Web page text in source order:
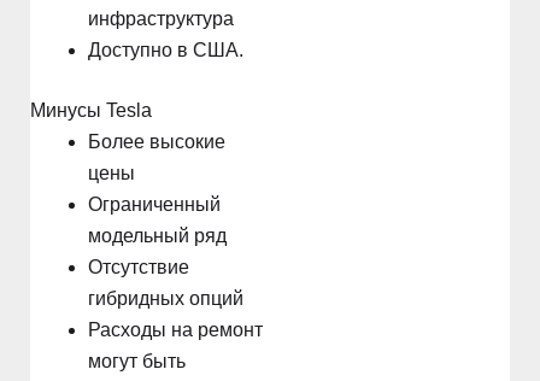
инфраструктура
Доступно в США.
Минусы Tesla
Более высокие
цены
Ограниченный
модельный ряд
Отсутствие
гибридных опций
Расходы на ремонт
могут быть